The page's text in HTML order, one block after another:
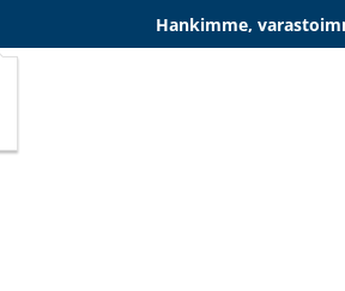
Hankimme,